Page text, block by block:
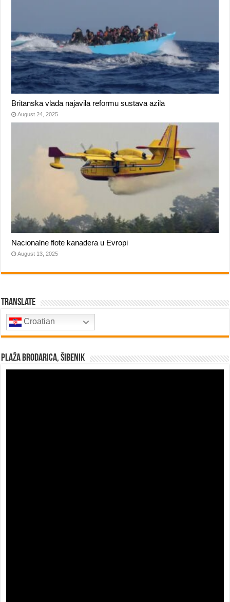
Britanska vlada najavila reformu sustava azila
August 24, 2025
Nacionalne flote kanadera u Evropi
August 13, 2025
Translate
Croatian
Plaža Brodarica, Šibenik